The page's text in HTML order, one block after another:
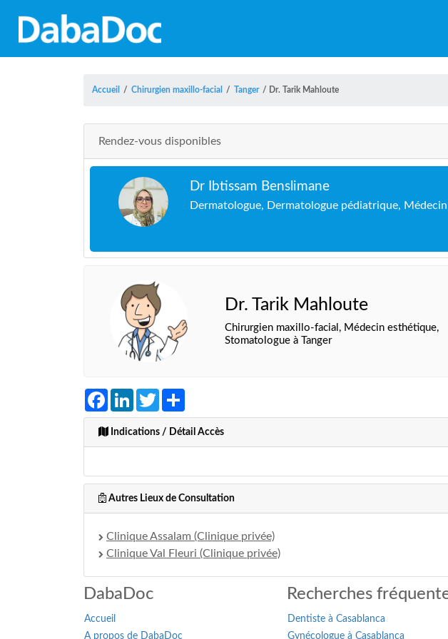
Accueil / Chirurgien maxillo-facial / Tanger / Dr. Tarik Mahloute
Rendez-vous disponibles
Dr Ibtissam Benslimane
Dermatologue, Dermatologue pédiatrique,
Dr. Tarik Mahloute
Chirurgien maxillo-facial, Médecin esthétique,
Stomatologue à Tanger
FacebookLinkedInTwitter
Indications / Détail Accès
Autres Lieux de Consultation
Clinique Assalam (Clinique privée)
Clinique Val Fleuri (Clinique privée)
DabaDoc
Accueil
A propos de DabaDoc
Recherches
Dentiste à Casablanca
Gynécologue à Casablanca